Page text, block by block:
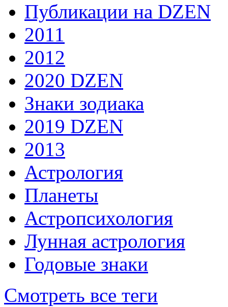
Публикации на DZEN
2011
2012
2020 DZEN
Знаки зодиака
2019 DZEN
2013
Астрология
Планеты
Астропсихология
Лунная астрология
Годовые знаки
Смотреть все теги